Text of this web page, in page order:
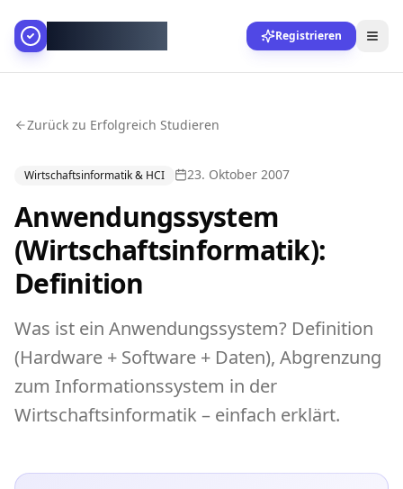
Registrieren
Zurück zu Erfolgreich Studieren
Wirtschaftsinformatik & HCI 23. Oktober 2007
Anwendungssystem
(Wirtschaftsinformatik):
Definition
Was ist ein Anwendungssystem? Definition
(Hardware + Software + Daten), Abgrenzung
zum Informationssystem in der
Wirtschaftsinformatik – einfach erklärt.